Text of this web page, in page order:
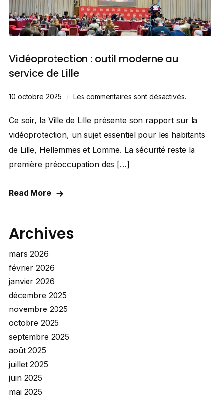
Vidéoprotection : outil moderne au
service de Lille
10 octobre 2025 Les commentaires sont désactivés.
Ce soir, la Ville de Lille présente son rapport sur la
vidéoprotection, un sujet essentiel pour les habitants
de Lille, Hellemmes et Lomme. La sécurité reste la
première préoccupation des […]
Read More
Archives
mars 2026
février 2026
janvier 2026
décembre 2025
novembre 2025
octobre 2025
septembre 2025
août 2025
juillet 2025
juin 2025
mai 2025